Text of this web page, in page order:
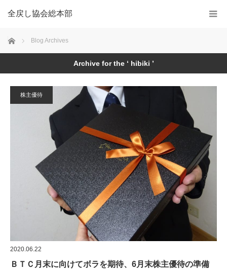
全戻し協会総本部
Home Blog Archives
Archive for the ‘ hibiki ’
株主優待
2020.06.22
ＢＴＣ月末に向けてボラを期待、6月末株主優待の準備